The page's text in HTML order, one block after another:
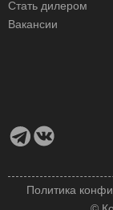
Стать дилером
Вакансии
Политика